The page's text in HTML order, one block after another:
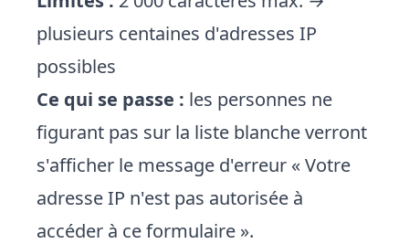
plusieurs centaines d'adresses IP
possibles
Ce qui se passe : les personnes ne
figurant pas sur la liste blanche verront
s'afficher le message d'erreur « Votre
adresse IP n'est pas autorisée à
accéder à ce formulaire ».